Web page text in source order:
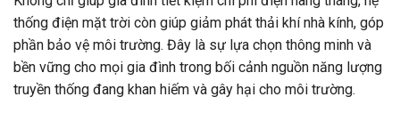
thống điện mặt trời còn giúp giảm phát thải khí nhà kính, góp
phần bảo vệ môi trường. Đây là sự lựa chọn thông minh và
bền vững cho mọi gia đình trong bối cảnh nguồn năng lượng
truyền thống đang khan hiếm và gây hại cho môi trường.